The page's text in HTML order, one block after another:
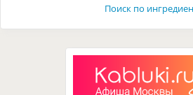
Поиск по